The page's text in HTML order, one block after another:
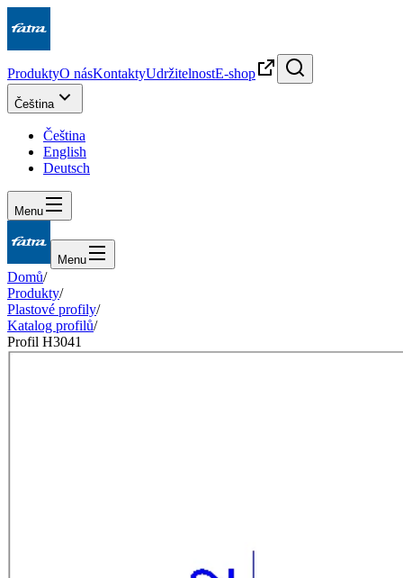
ProduktyO násKontaktyUdržitelnostE-shop
Čeština
Čeština
English
Deutsch
Menu
Menu
Domů/
Produkty/
Plastové profily/
Katalog profilů/
Profil H3041